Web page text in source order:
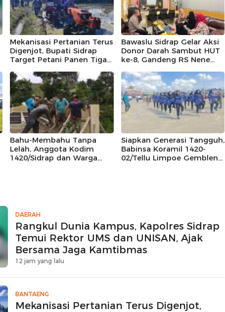
Mekanisasi Pertanian Terus
Digenjot, Bupati Sidrap
Target Petani Panen Tiga
di Botto, 10,5 Hektare
Sawah Langsung Diolah
dengan Rotavator dan
Traktor
Bawaslu Sidrap Gelar Aksi
Donor Darah Sambut HUT
ke-8, Gandeng RS Nene
Bahu-Membahu Tanpa
Lelah, Anggota Kodim
1420/Sidrap dan Warga
Siapkan Generasi Tangguh,
Babinsa Koramil 1420-
02/Tellu Limpoe Gembleng
DAERAH
Rangkul Dunia Kampus, Kapolres Sidrap
Temui Rektor UMS dan UNISAN, Ajak
Bersama Jaga Kamtibmas
12 jam yang lalu
BANTAENG
Mekanisasi Pertanian Terus Digenjot,